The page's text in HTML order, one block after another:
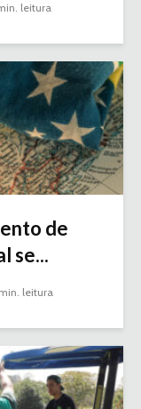
leitura
de
se...
leitura